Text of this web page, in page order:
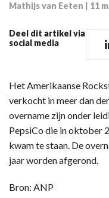
Mathijs van Eeten 11
Deel dit artikel via
social media
Het Amerikaanse
verkocht in meer dan
overname zijn onder
PepsiCo die in oktober
kwam te staan. De
jaar worden afgerond.
Bron: ANP